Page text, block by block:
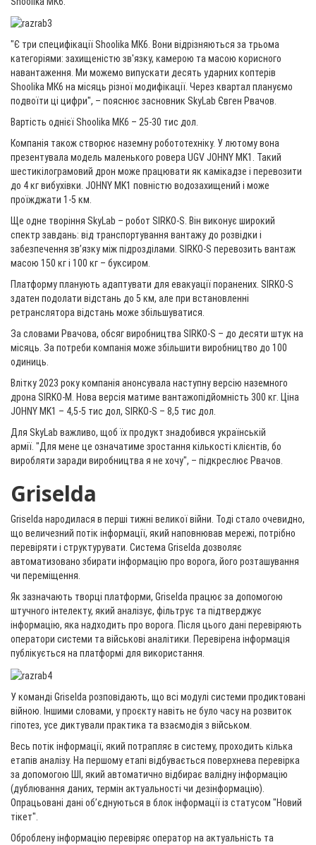
"Є три специфікації Shoolika МК6. Вони відрізняються за трьома
категоріями: захищеністю зв'язку, камерою та масою корисного
навантаження. Ми можемо випускати десять ударних коптерів
Shoolika МК6 на місяць різної модифікації. Через квартал плануємо
подвоїти ці цифри", – пояснює засновник SkyLab Євген Рвачов.
Вартість однієї Shoolika МК6 – 25-30 тис дол.
Компанія також створює наземну робототехніку. У лютому вона
презентувала модель маленького ровера UGV JOHNY MK1. Такий
шестикілограмовий дрон може працювати як камікадзе і перевозити
до 4 кг вибухівки. JOHNY MK1 повністю водозахищений і може
проїжджати 1-5 км.
Ще одне творіння SkyLab – робот SIRKO-S. Він виконує широкий
спектр завдань: від транспортування вантажу до розвідки і
забезпечення звʼязку між підрозділами. SIRKO-S перевозить вантаж
масою 150 кг і 100 кг – буксиром.
Платформу планують адаптувати для евакуації поранених. SIRKO-S
здатен подолати відстань до 5 км, але при встановленні
ретранслятора відстань може збільшуватися.
За словами Рвачова, обсяг виробництва SIRKO-S – до десяти штук на
місяць. За потреби компанія може збільшити виробництво до 100
одиниць.
Влітку 2023 року компанія анонсувала наступну версію наземного
дрона SIRKO-М. Нова версія матиме вантажопідйомність 300 кг. Ціна
JOHNY MK1 – 4,5-5 тис дол, SIRKO-S – 8,5 тис дол.
Для SkyLab важливо, щоб їх продукт знадобився українській
армії. "Для мене це означатиме зростання кількості клієнтів, бо
виробляти заради виробництва я не хочу", – підкреслює Рвачов.
Griselda
Griselda народилася в перші тижні великої війни. Тоді стало очевидно,
що величезний потік інформації, який наповнював мережі, потрібно
перевіряти і структурувати. Система Griselda дозволяє
автоматизовано збирати інформацію про ворога, його розташування
чи переміщення.
Як зазначають творці платформи, Griselda працює за допомогою
штучного інтелекту, який аналізує, фільтрує та підтверджує
інформацію, яка надходить про ворога. Після цього дані перевіряють
оператори системи та військові аналітики. Перевірена інформація
публікується на платформі для використання.
У команді Griselda розповідають, що всі модулі системи продиктовані
війною. Іншими словами, у проєкту навіть не було часу на розвиток
гіпотез, усе диктували практика та взаємодія з військом.
Весь потік інформації, який потрапляє в систему, проходить кілька
етапів аналізу. На першому етапі відбувається поверхнева перевірка
за допомогою ШІ, який автоматично відбирає валідну інформацію
(дублювання даних, термін актуальності чи дезінформацію).
Опрацьовані дані обʼєднуються в блок інформації із статусом "Новий
тікет".
Оброблену інформацію перевіряє оператор на актуальність та